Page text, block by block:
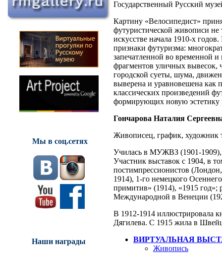
Мы в соц.сетях
Наши награды
Государственный Русский
Картину «Велосипедист»
футуристической живописи не
искусстве начала 1910-х
признаки футуризма:
запечатленной во временной и
фрагментов уличных вывесок,
городской суеты, шума,
выверена и уравновешена как
классических произведений
формирующих новую эстетику
Гончарова Наталия
Живописец, график, художник
Училась в МУЖВЗ (1901-1909),
Участник выставок с 1904, в
постимпрессионистов
1914), 1-го немецкого
примитив» (1914), «1915 год»;
Международной в Венеции
В 1912-1914 иллюстрировала
Дягилева. С 1915 жила в
ВИРТУАЛЬНАЯ
Живопись